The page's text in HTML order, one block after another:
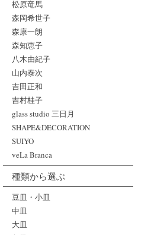
松原竜馬
森岡希世子
森康一朗
森知恵子
八木由紀子
山内泰次
吉田正和
吉村桂子
glass studio 三日月
SHAPE&DECORATION
SUIYO
veLa Branca
種類から選ぶ
豆皿・小皿
中皿
大皿